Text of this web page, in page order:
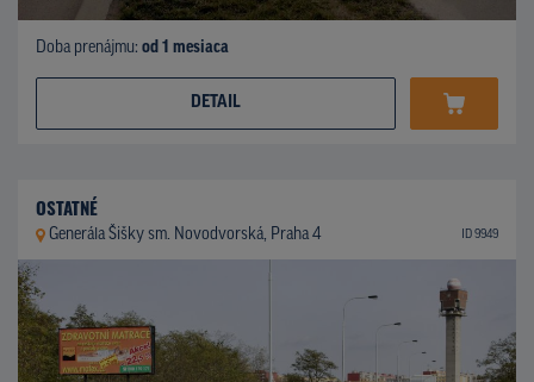
Doba prenájmu: od 1 mesiaca
DETAIL
OSTATNÉ
Generála Šišky sm. Novodvorská, Praha 4 ID 9949